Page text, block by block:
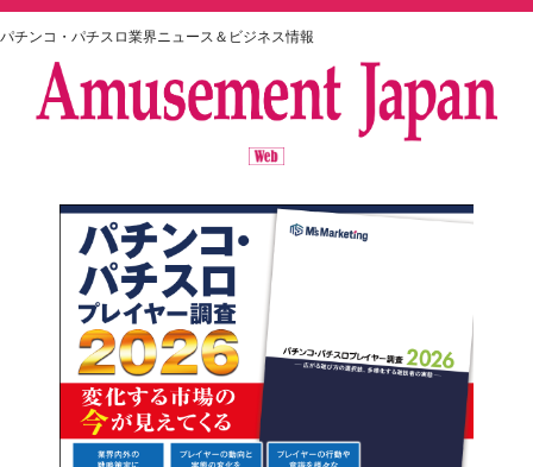
パチンコ・パチスロ業界ニュース＆ビジネス情報